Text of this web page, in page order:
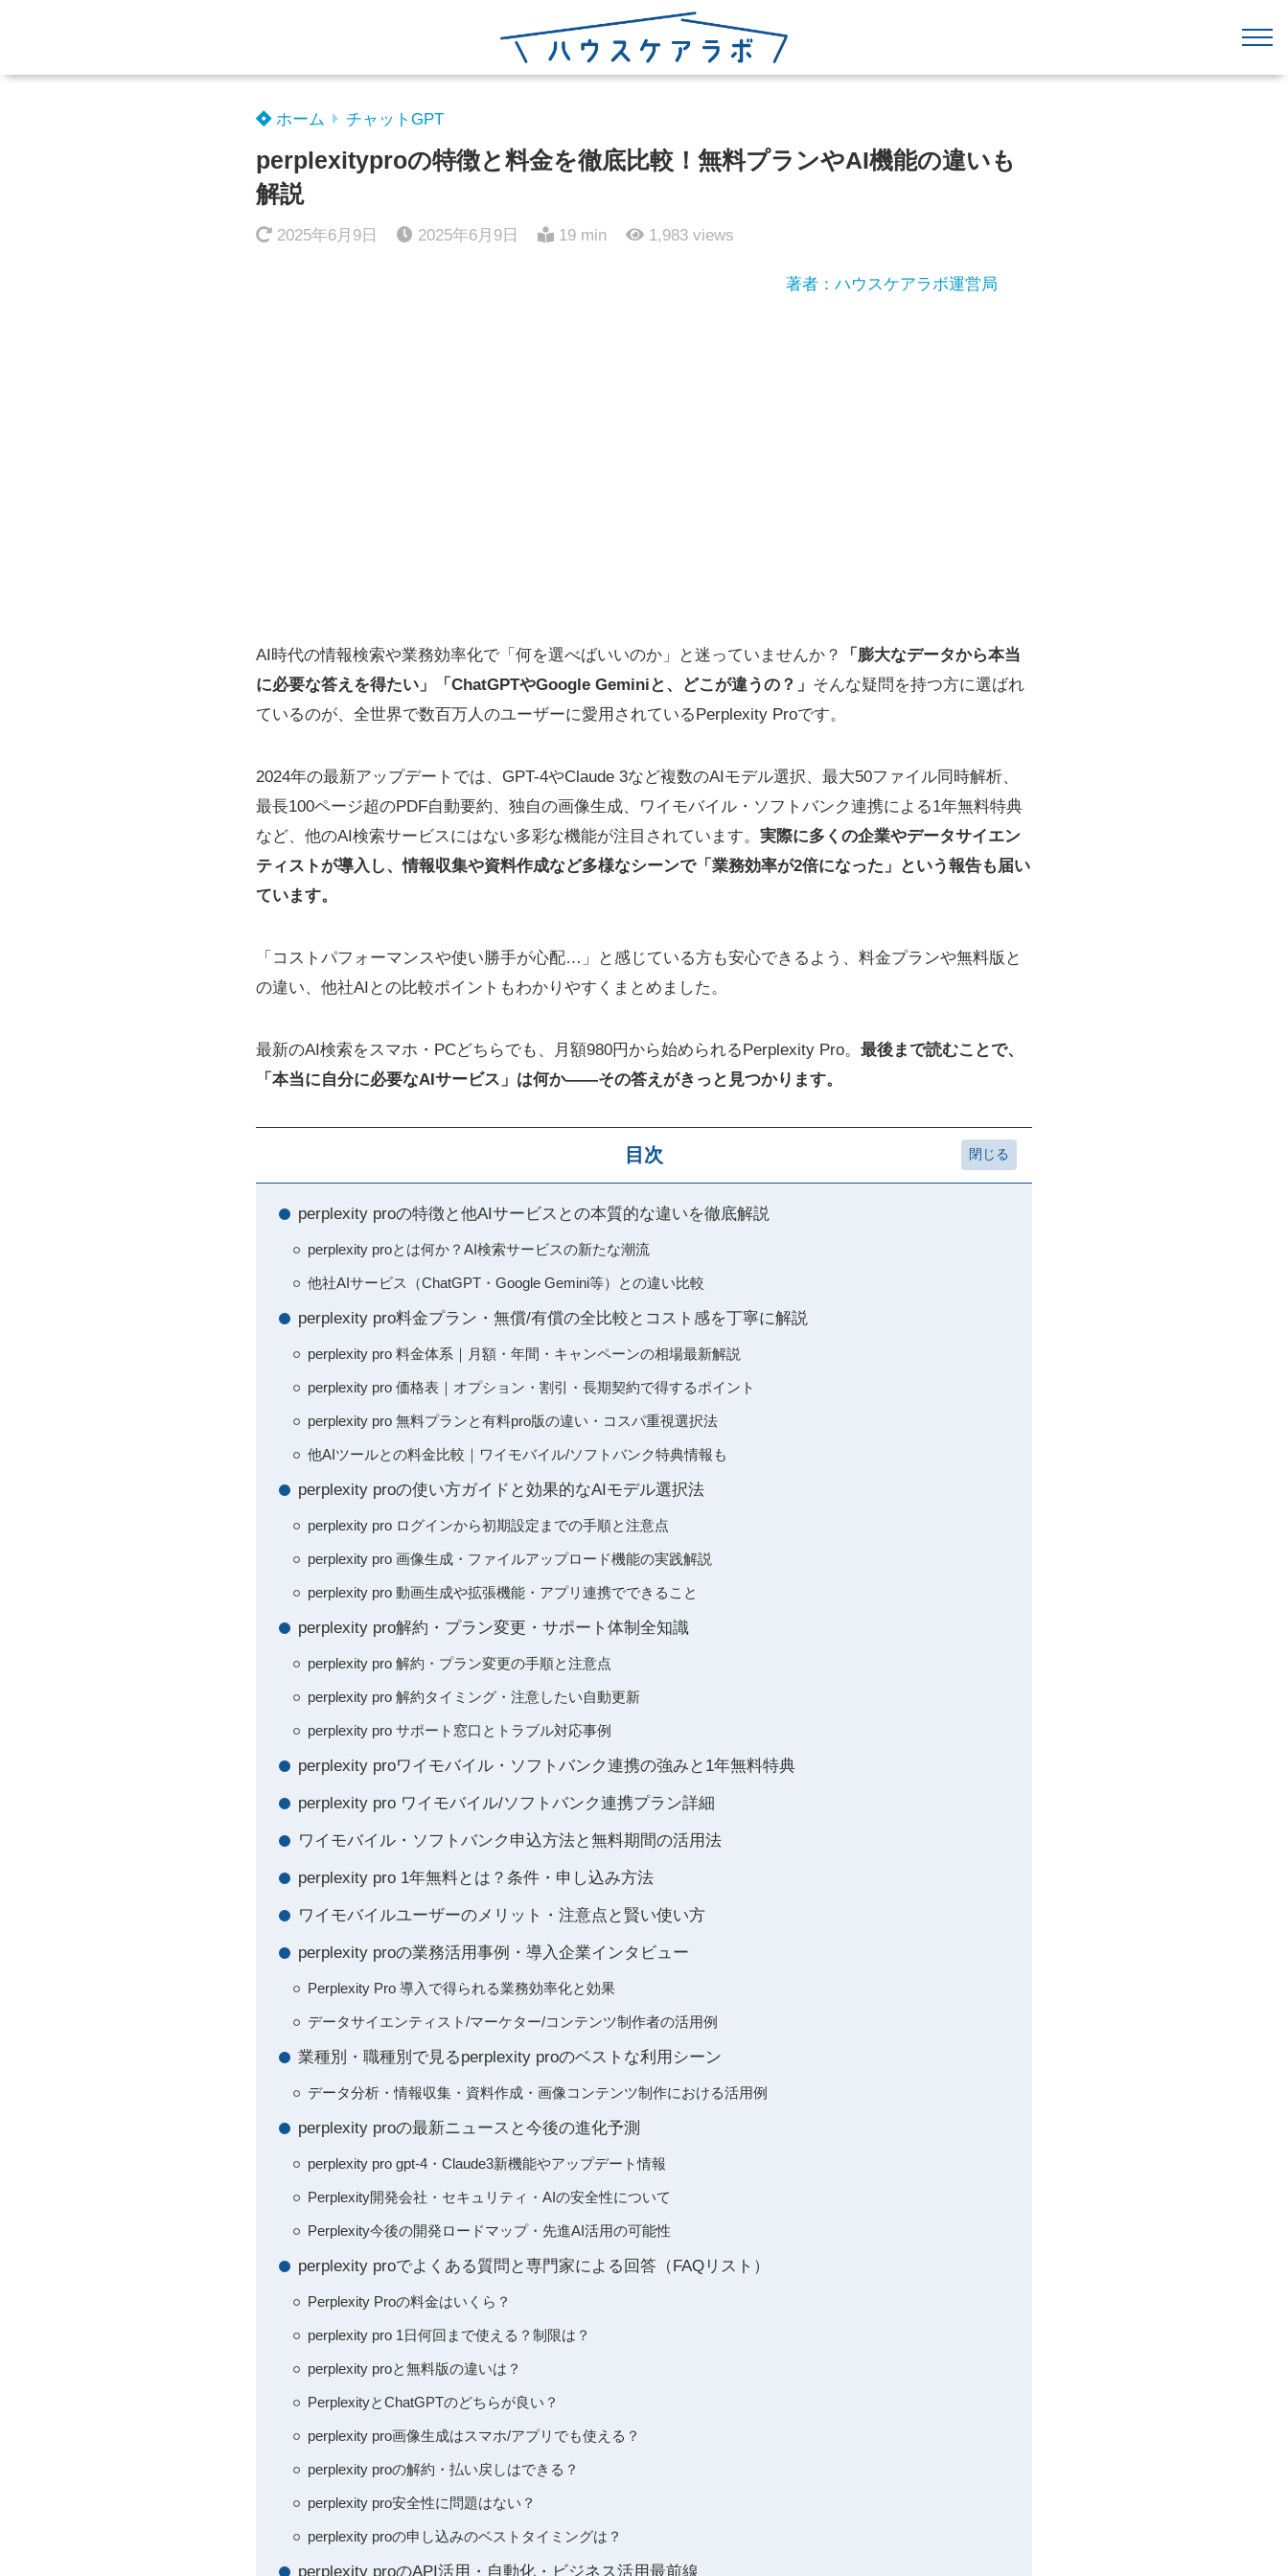
ホーム チャットGPT
perplexityproの特徴と料金を徹底比較！無料プランやAI機能の違いも
解説
2025年6月9日 2025年6月9日 19 min 1,983 views
著者：ハウスケアラボ運営局
AI時代の情報検索や業務効率化で「何を選べばいいのか」と迷っていませんか？
「膨大なデータから本当
に必要な答えを得たい」「ChatGPTやGoogle Geminiと、どこが違うの？」 そんな疑問を持つ方に選ばれ
ているのが、全世界で数百万人のユーザーに愛用されているPerplexity Proです。
2024年の最新アップデートでは、GPT-4やClaude 3など複数のAIモデル選択、最大50ファイル同時解析、
最長100ページ超のPDF自動要約、独自の画像生成、ワイモバイル・ソフトバンク連携による1年無料特典
など、他のAI検索サービスにはない多彩な機能が注目されています。 実際に多くの企業やデータサイエン
ティストが導入し、情報収集や資料作成など多様なシーンで「業務効率が2倍になった」という報告も届い
ています。
「コストパフォーマンスや使い勝手が心配…」と感じている方も安心できるよう、料金プランや無料版と
の違い、他社AIとの比較ポイントもわかりやすくまとめました。
最新のAI検索をスマホ・PCどちらでも、月額980円から始められるPerplexity Pro。 最後まで読むことで、
「本当に自分に必要なAIサービス」は何か――その答えがきっと見つかります。
目次
perplexity proの特徴と他AIサービスとの本質的な違いを徹底解説
perplexity proとは何か？AI検索サービスの新たな潮流
他社AIサービス（ChatGPT・Google Gemini等）との違い比較
perplexity pro料金プラン・無償/有償の全比較とコスト感を丁寧に解説
perplexity pro 料金体系｜月額・年間・キャンペーンの相場最新解説
perplexity pro 価格表｜オプション・割引・長期契約で得するポイント
perplexity pro 無料プランと有料pro版の違い・コスパ重視選択法
他AIツールとの料金比較｜ワイモバイル/ソフトバンク特典情報も
perplexity proの使い方ガイドと効果的なAIモデル選択法
perplexity pro ログインから初期設定までの手順と注意点
perplexity pro 画像生成・ファイルアップロード機能の実践解説
perplexity pro 動画生成や拡張機能・アプリ連携でできること
perplexity pro解約・プラン変更・サポート体制全知識
perplexity pro 解約・プラン変更の手順と注意点
perplexity pro 解約タイミング・注意したい自動更新
perplexity pro サポート窓口とトラブル対応事例
perplexity proワイモバイル・ソフトバンク連携の強みと1年無料特典
perplexity pro ワイモバイル/ソフトバンク連携プラン詳細
ワイモバイル・ソフトバンク申込方法と無料期間の活用法
perplexity pro 1年無料とは？条件・申し込み方法
ワイモバイルユーザーのメリット・注意点と賢い使い方
perplexity proの業務活用事例・導入企業インタビュー
Perplexity Pro 導入で得られる業務効率化と効果
データサイエンティスト/マーケター/コンテンツ制作者の活用例
業種別・職種別で見るperplexity proのベストな利用シーン
データ分析・情報収集・資料作成・画像コンテンツ制作における活用例
perplexity proの最新ニュースと今後の進化予測
perplexity pro gpt-4・Claude3新機能やアップデート情報
Perplexity開発会社・セキュリティ・AIの安全性について
Perplexity今後の開発ロードマップ・先進AI活用の可能性
perplexity proでよくある質問と専門家による回答（FAQリスト）
Perplexity Proの料金はいくら？
perplexity pro 1日何回まで使える？制限は？
perplexity proと無料版の違いは？
PerplexityとChatGPTのどちらが良い？
perplexity pro画像生成はスマホ/アプリでも使える？
perplexity proの解約・払い戻しはできる？
perplexity pro安全性に問題はない？
perplexity proの申し込みのベストタイミングは？
perplexity proのAPI活用・自動化・ビジネス活用最前線